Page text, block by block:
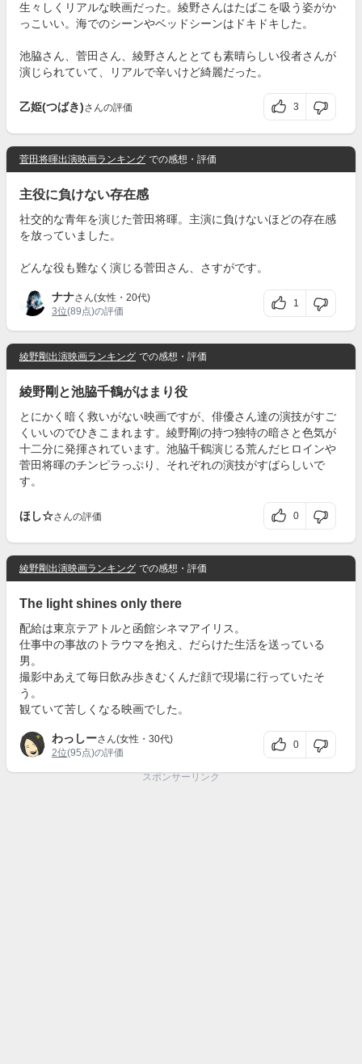
生々しくリアルな映画だった。綾野さんはたばこを吸う姿がか
っこいい。海でのシーンやベッドシーンはドキドキした。
池脇さん、菅田さん、綾野さんととても素晴らしい役者さんが
演じられていて、リアルで辛いけど綺麗だった。
乙姫(つばき)さんの評価 3
菅田将暉出演映画ランキング での感想・評価
主役に負けない存在感
社交的な青年を演じた菅田将暉。主演に負けないほどの存在感
を放っていました。
どんな役も難なく演じる菅田さん、さすがです。
ナナさん(女性・20代)
3位(89点)の評価
1
綾野剛出演映画ランキング での感想・評価
綾野剛と池脇千鶴がはまり役
とにかく暗く救いがない映画ですが、俳優さん達の演技がすご
くいいのでひきこまれます。綾野剛の持つ独特の暗さと色気が
十二分に発揮されています。池脇千鶴演じる荒んだヒロインや
菅田将暉のチンピラっぷり、それぞれの演技がすばらしいで
す。
ほし☆さんの評価 0
綾野剛出演映画ランキング での感想・評価
The light shines only there
配給は東京テアトルと函館シネマアイリス。
仕事中の事故のトラウマを抱え、だらけた生活を送っている
男。
撮影中あえて毎日飲み歩きむくんだ顔で現場に行っていたそ
う。
観ていて苦しくなる映画でした。
わっしーさん(女性・30代)
2位(95点)の評価
0
スポンサーリンク